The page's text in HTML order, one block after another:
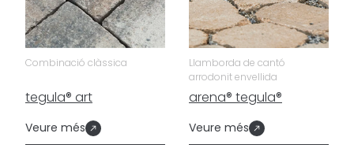
Combinació clàssica
tegula® art
Veure més
Llamborda de cantó
arrodonit envellida
arena® tegula®
Veure més